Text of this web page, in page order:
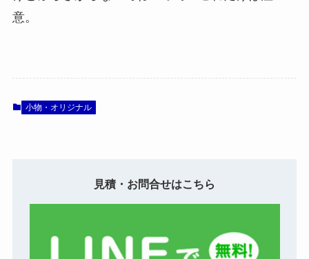
意。
小物・オリジナル
見積・お問合せはこちら